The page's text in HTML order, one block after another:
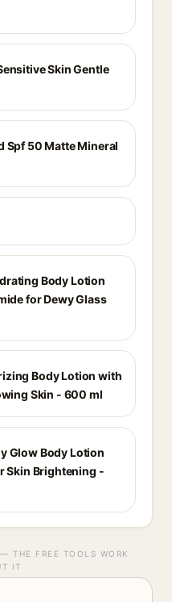
Skin Gentle
Spf 50 Matte Mineral
Body Lotion
for Dewy Glass
Body Lotion with
Skin - 600 ml
Glow Body Lotion
Skin Brightening -
THE FREE TOOLS WORK
IT